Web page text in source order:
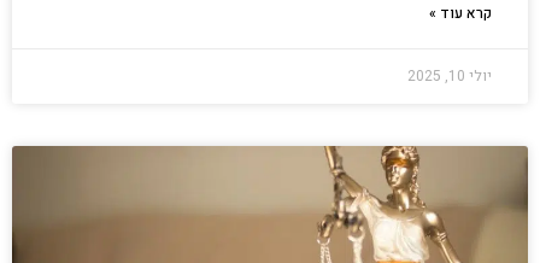
קרא עוד »
יולי 10, 2025